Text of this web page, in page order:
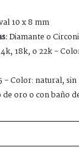
10 x 8 mm
Diamante o
18k, o 22k -
- Color: natural,
de oro o con baño